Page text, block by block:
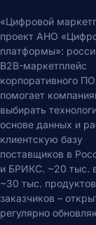
«Цифровой
проект АНО
платформы»:
B2B-маркетплейс
корпоративного
помогает
выбирать
основе данных и
клиентскую базу
поставщиков в
и БРИКС. ~20 тыс.
~30 тыс.
заказчиков –
регулярно